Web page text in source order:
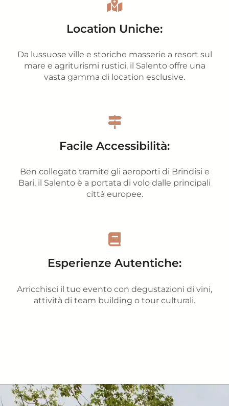
Location Uniche:
Da lussuose ville e storiche masserie a resort sul
mare e agriturismi rustici, il Salento offre una
vasta gamma di location esclusive.
Facile Accessibilità:
Ben collegato tramite gli aeroporti di Brindisi e
Bari, il Salento è a portata di volo dalle principali
città europee.
Esperienze Autentiche:
Arricchisci il tuo evento con degustazioni di vini,
attività di team building o tour culturali.